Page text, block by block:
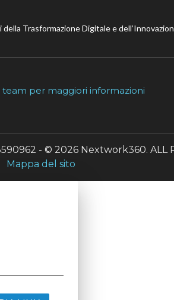
Trasformazione Digitale e
per maggiori informazioni
- © 2026 Nextwork360. ALL
Mappa del sito